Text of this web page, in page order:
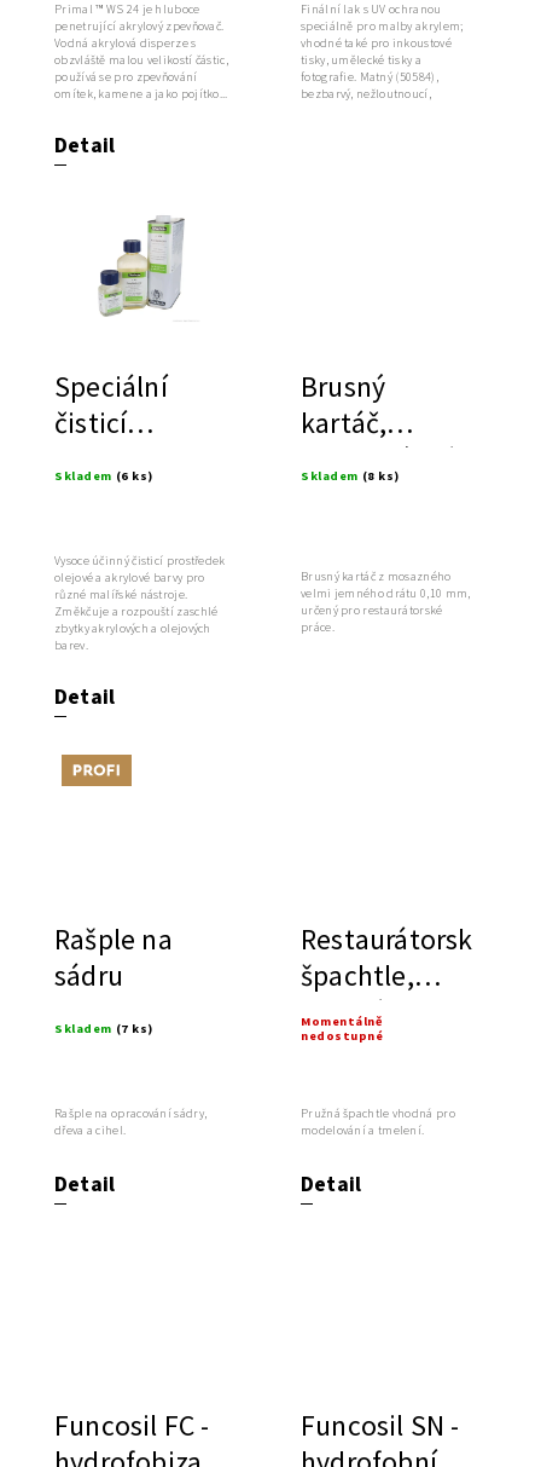
Detail
Primal ™ WS 24 je hluboce
penetrující akrylový zpevňovač.
Vodná akrylová disperze s
obzvláště malou velikostí částic,
používá se pro zpevňování
omítek, kamene a jako pojítko...
Finální lak s UV ochranou
speciálně pro malby akrylem;
vhodné také pro inkoustové
tisky, umělecké tisky a
fotografie. Matný (50584),
bezbarvý, nežloutnoucí,
Speciální
čisticí
Skladem (6 ks)
Detail
Vysoce účinný čisticí prostředek
olejové a akrylové barvy pro
různé malířské nástroje.
Změkčuje a rozpouští zaschlé
zbytky akrylových a olejových
barev.
Brusný
kartáč,
mosazný drát
Skladem (8 ks)
Brusný kartáč z mosazného
velmi jemného drátu 0,10 mm,
určený pro restaurátorské
práce.
Tip
Rašple na
sádru
Skladem (7 ks)
Detail
Rašple na opracování sádry,
dřeva a cihel.
Restaurátorská
špachtle,
pružná ocelová
Momentálně
nedostupné
Detail
Pružná špachtle vhodná pro
modelování a tmelení.
Funcosil FC -
Funcosil SN -